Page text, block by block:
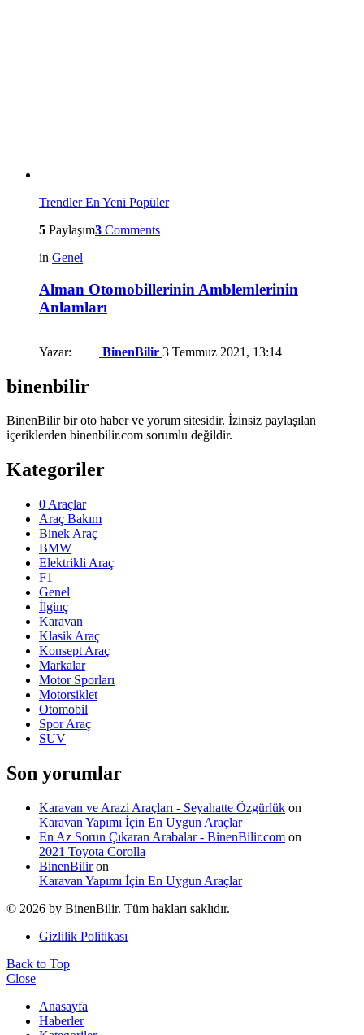
TrendlerEn Yeni Popüler
5 Paylaşım3 Comments
in Genel
Alman Otomobillerinin Amblemlerinin
Anlamları
Yazar: BinenBilir 3 Temmuz 2021, 13:14
binenbilir
BinenBilir bir oto haber ve yorum sitesidir. İzinsiz paylaşılan
içeriklerden binenbilir.com sorumlu değildir.
Kategoriler
0 Araçlar
Araç Bakım
Binek Araç
BMW
Elektrikli Araç
F1
Genel
İlginç
Karavan
Klasik Araç
Konsept Araç
Markalar
Motor Sporları
Motorsiklet
Otomobil
Spor Araç
SUV
Son yorumlar
Karavan ve Arazi Araçları - Seyahatte Özgürlük on
Karavan Yapımı İçin En Uygun Araçlar
En Az Sorun Çıkaran Arabalar - BinenBilir.com on
2021 Toyota Corolla
BinenBiliron
Karavan Yapımı İçin En Uygun Araçlar
© 2026 by BinenBilir. Tüm hakları saklıdır.
Gizlilik Politikası
Back to Top
Close
Anasayfa
Haberler